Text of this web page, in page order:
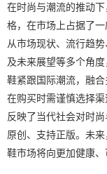
在时尚与潮流的推动
格，在市场上占据了
从市场现状、流行趋
及未来展望等多个角
鞋紧跟国际潮流，融
在购买时需谨慎选择
反映了当代社会对时
原创、支持正版。未
鞋市场将向更加健康、